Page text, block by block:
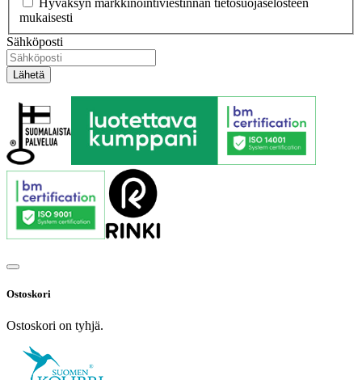
mukaisesti
Sähköposti
Ostoskori
Ostoskori on tyhjä.